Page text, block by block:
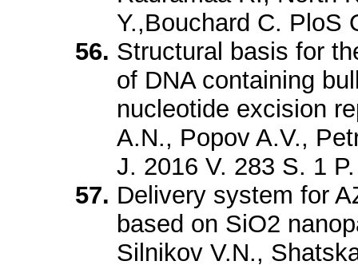
Y.,Bouchard C. PloS
Structural basis for
of DNA containing
nucleotide excision
A.N., Popov A.V.,
J. 2016 V. 283 S. 1
Delivery system for
based on SiO2
Silnikov V.N.,